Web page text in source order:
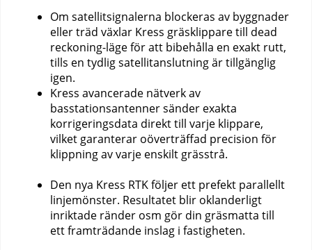
Om satellitsignalerna blockeras av byggnader
eller träd växlar Kress gräsklippare till dead
reckoning-läge för att bibehålla en exakt rutt,
tills en tydlig satellitanslutning är tillgänglig
igen.
Kress avancerade nätverk av
basstationsantenner sänder exakta
korrigeringsdata direkt till varje klippare,
vilket garanterar oöverträffad precision för
klippning av varje enskilt grässtrå.
Den nya Kress RTK följer ett prefekt parallellt
linjemönster. Resultatet blir oklanderligt
inriktade ränder osm gör din gräsmatta till
ett framträdande inslag i fastigheten.